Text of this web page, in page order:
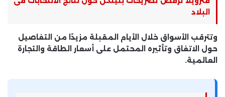
البلاد
وتترقب الأسواق خلال الأيام المقبلة مزيدًا من التفاصيل
حول الاتفاق وتأثيره المحتمل على أسعار الطاقة والتجارة
العالمية.